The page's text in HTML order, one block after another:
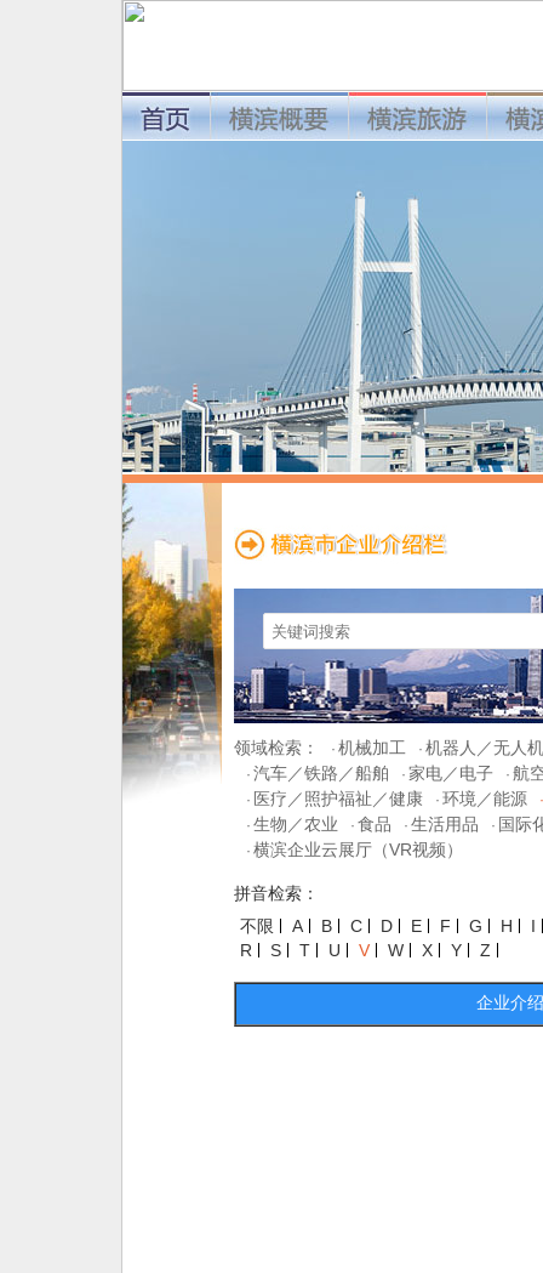
领域检索： · 机械加工 · 机器人／无人机
· 汽车／铁路／船舶 · 家电／电子 · 航
· 医疗／照护福祉／健康 · 环境／能源
·
· 生物／农业 · 食品 · 生活用品 · 国际
· 横滨企业云展厅（VR视频）
拼音检索：
不限
A B C D E F G H
I
R
S T U V W X Y Z
企业介绍